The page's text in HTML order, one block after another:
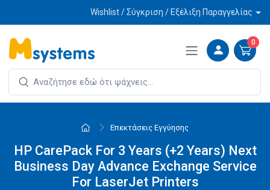
Wishlist / Σύγκριση / Εξέλιξη Παραγγελίας
0
Επεκτάσεις Εγγύησης
HP CarePack For 3 Years (+2 Years) Next
Business Day Advance Exchange Service
For LaserJet Printers